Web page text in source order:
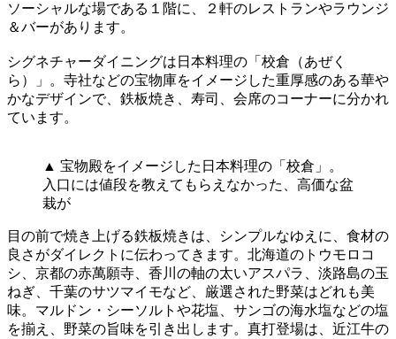
ソーシャルな場である１階に、２軒のレストランやラウンジ
＆バーがあります。
シグネチャーダイニングは日本料理の「校倉（あぜく
ら）」。寺社などの宝物庫をイメージした重厚感のある華や
かなデザインで、鉄板焼き、寿司、会席のコーナーに分かれ
ています。
▲ 宝物殿をイメージした日本料理の「校倉」。
入口には値段を教えてもらえなかった、高価な盆
栽が
目の前で焼き上げる鉄板焼きは、シンプルなゆえに、食材の
良さがダイレクトに伝わってきます。北海道のトウモロコ
シ、京都の赤萬願寺、香川の軸の太いアスパラ、淡路島の玉
ねぎ、千葉のサツマイモなど、厳選された野菜はどれも美
味。マルドン・シーソルトや花塩、サンゴの海水塩などの塩
を揃え、野菜の旨味を引き出します。真打登場は、近江牛の